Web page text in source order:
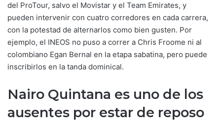
del ProTour, salvo el Movistar y el Team Emirates, y
pueden intervenir con cuatro corredores en cada carrera,
con la potestad de alternarlos como bien gusten. Por
ejemplo, el INEOS no puso a correr a Chris Froome ni al
colombiano Egan Bernal en la etapa sabatina, pero puede
inscribirlos en la tanda dominical.
Nairo Quintana es uno de los
ausentes por estar de reposo